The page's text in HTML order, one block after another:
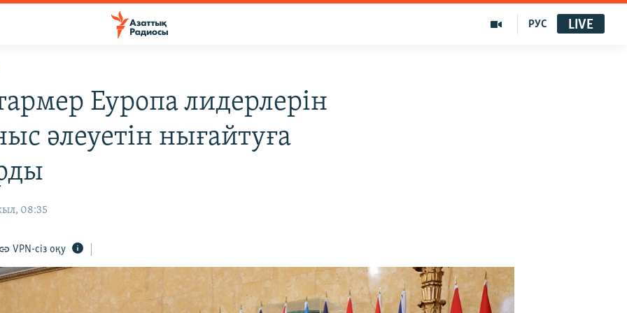
РУС LIVE
Еуропа лидерлерін
әлеуетін нығайтуға
08:35
VPN-сіз оқу